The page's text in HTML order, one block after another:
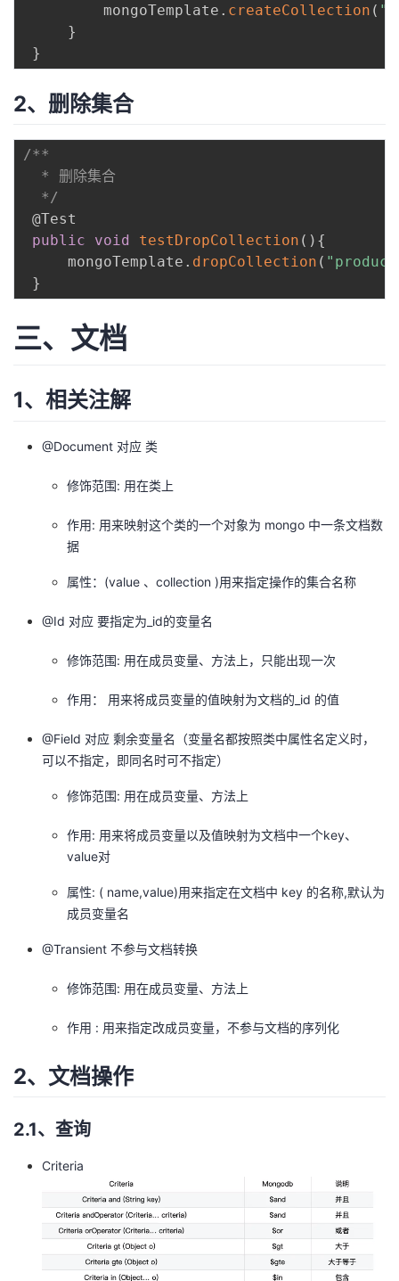
         mongoTemplate
. createCollection (
}
}
2、删除集合
/**
  * 删除集合
  */
@Test
public
void testDropCollection ( ) {
     mongoTemplate
. dropCollection (
}
三、文档
1、相关注解
@Document 对应 类
修饰范围: 用在类上
作用: 用来映射这个类的一个对象为 mongo 中一条文档数
据
属性：(value 、collection )用来指定操作的集合名称
@Id 对应 要指定为_id的变量名
修饰范围: 用在成员变量、方法上，只能出现一次
作用： 用来将成员变量的值映射为文档的_id 的值
@Field 对应 剩余变量名（变量名都按照类中属性名定义时，
可以不指定，即同名时可不指定）
修饰范围: 用在成员变量、方法上
作用: 用来将成员变量以及值映射为文档中一个key、
value对
属性: ( name,value)用来指定在文档中 key 的名称,默认为
成员变量名
@Transient 不参与文档转换
修饰范围: 用在成员变量、方法上
作用 : 用来指定改成员变量，不参与文档的序列化
2、文档操作
2.1、查询
Criteria